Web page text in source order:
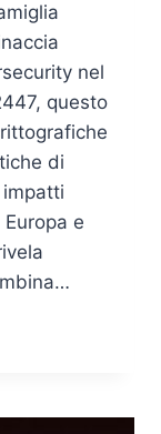
nel
questo
di
e